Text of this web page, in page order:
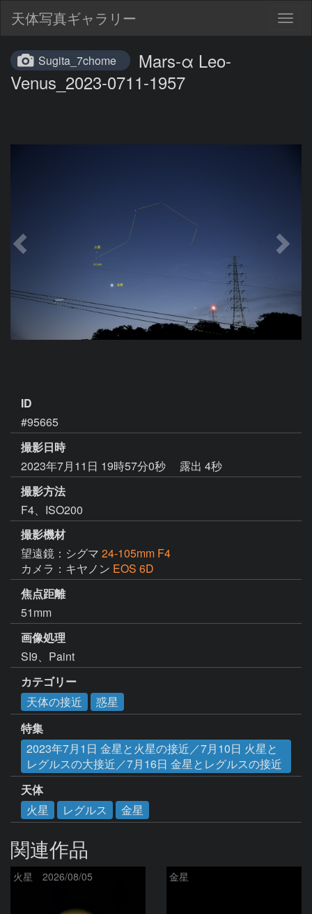
天体写真ギャラリー
Sugita_7chome
Mars-α Leo-
Venus_2023-0711-1957
ID
#95665
撮影日時
2023年7月11日 19時57分0秒
露出 4秒
撮影方法
F4、ISO200
撮影機材
望遠鏡：シグマ 24-105mm F4
カメラ：キヤノン EOS 6D
焦点距離
51mm
画像処理
SI9、Paint
カテゴリー
天体の接近
惑星
特集
2023年7月1日 金星と火星の接近／7月10日 火星と
レグルスの大接近／7月16日 金星とレグルスの接近
天体
火星
レグルス 金星
関連作品
火星 2026/08/05 金星